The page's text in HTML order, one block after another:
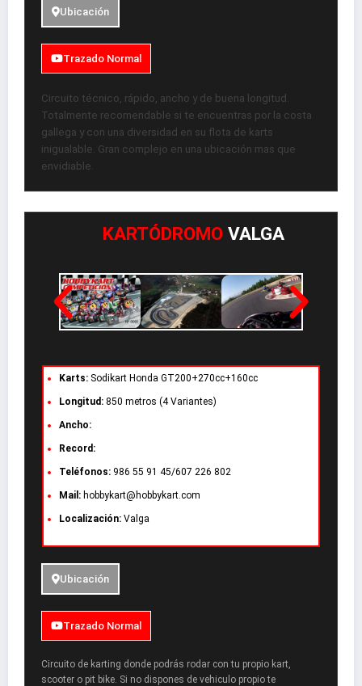
Ubicación
Trazado Normal
Circuito técnico, rápido, ancho y de buena longitud.
Totalmente recomendable si te encuentras por la costa
gallega y con una diversidad en su flota de karts
inigualable. Gran complejo en una ubicación mas que
envidiable.
KARTÓDROMO VALGA
Karts: Sodikart Honda GT200+270cc+160cc
Longitud:850 metros (4 Variantes)
Ancho:
Record:
Teléfonos:986 55 91 45/607 226 802
Mail:hobbykart@hobbykart.com
Localización:Valga
Ubicación
Trazado Normal
Circuito de karting donde podrás rodar con tu propio kart,
scooter o pit bike. Si no dispones de vehiculo propio te